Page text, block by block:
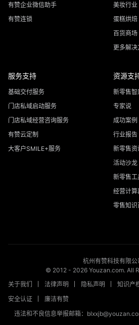
有赞企业微信助手
有赞连锁
美妆行业
蛋糕烘焙
百货商场
更多解决
服务支持
基础交付服务
门店私域启动服务
门店私域经营咨询服务
有赞云定制
大客户SMILE+服务
资源支
新零售智
专家说
成功案例
行业报告
新零售资
活动沙龙
新零售工
经营计算
零售知识
杭州有赞科技有限公
© 2012 - 2026Youzan.com. All
关于我们
法律声明 隐私声明 知识产
安全认证
廉洁有赞
违法和不良信息举报邮箱：